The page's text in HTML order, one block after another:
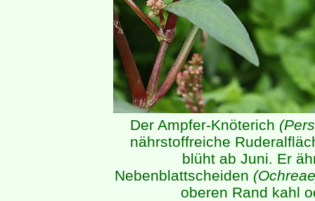
Der Ampfer-Knöterich
nährstoffreiche
blüht ab Juni. Er
Nebenblattscheiden
oberen Rand kahl